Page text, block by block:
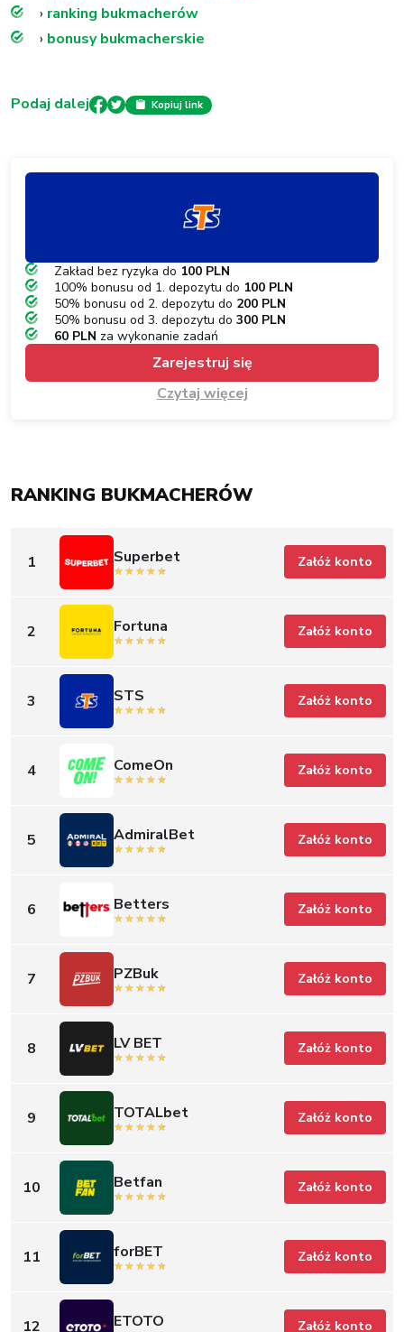
› ranking bukmacherów
› bonusy bukmacherskie
Podaj dalej Kopiuj link
Zakład bez ryzyka do 100 PLN
100% bonusu od 1. depozytu do 100 PLN
50% bonusu od 2. depozytu do 200 PLN
50% bonusu od 3. depozytu do 300 PLN
60 PLN za wykonanie zadań
Zarejestruj się
Czytaj więcej
RANKING BUKMACHERÓW
1 Superbet Załóż konto
2 Fortuna Załóż konto
3 STS Załóż konto
4 ComeOn Załóż konto
5 AdmiralBet Załóż konto
6 Betters Załóż konto
7 PZBuk Załóż konto
8 LV BET Załóż konto
9 TOTALbet Załóż konto
10 Betfan Załóż konto
11 forBET Załóż konto
12 ETOTO Załóż konto